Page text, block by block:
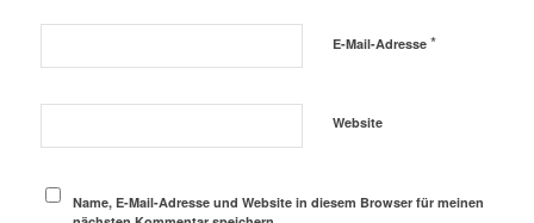
E-Mail-Adresse *
Website
Name, E-Mail-Adresse und Website in diesem Browser für meinen